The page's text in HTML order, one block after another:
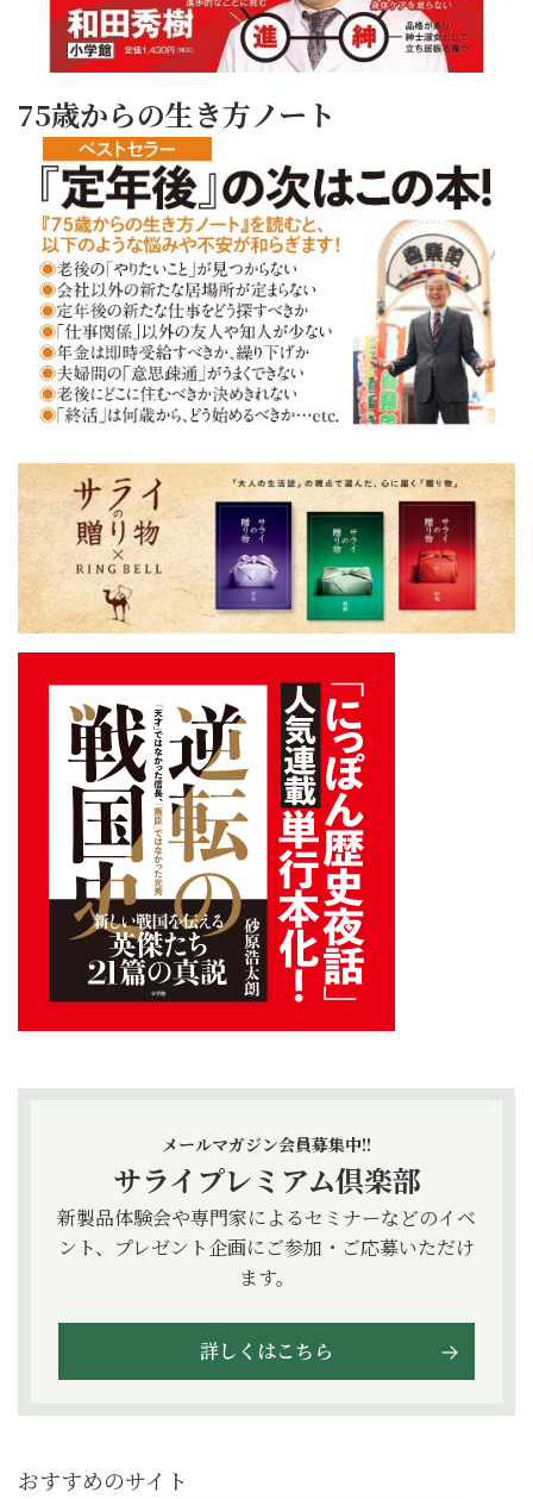
75歳からの生き方ノート
メールマガジン会員募集中!!
サライプレミアム倶楽部
新製品体験会や専門家によるセミナーなどのイベ
ント、プレゼント企画にご参加・ご応募いただけ
ます。
詳しくはこちら
おすすめのサイト